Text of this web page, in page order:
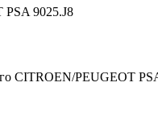
9025.J8
CITROEN/PEUGEOT